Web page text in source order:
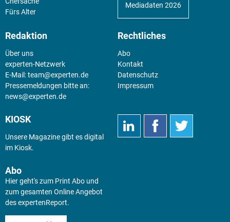
Fürs Alter
Mediadaten 2026
Redaktion
Über uns
experten-Netzwerk
E-Mail:team@experten.de
Pressemeldungen bitte an:
news@experten.de
Rechtliches
Abo
Kontakt
Datenschutz
Impressum
KIOSK
Unsere Magazine gibt es digital
im Kiosk.
Abo
Hier geht's zum Print Abo und
zum gesamten Online Angebot
des expertenReport.